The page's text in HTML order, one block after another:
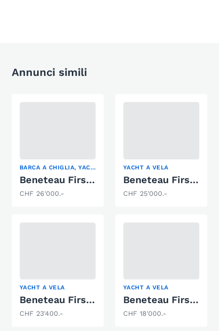
Annunci simili
BARCA A CHIGLIA, YACHT A VELA
Beneteau First 20
CHF 26'000.-
YACHT A VELA
Beneteau First 20
CHF 25'000.-
YACHT A VELA
Beneteau First 265 Deriveur
CHF 23'400.-
YACHT A VELA
Beneteau First 32
CHF 18'000.-